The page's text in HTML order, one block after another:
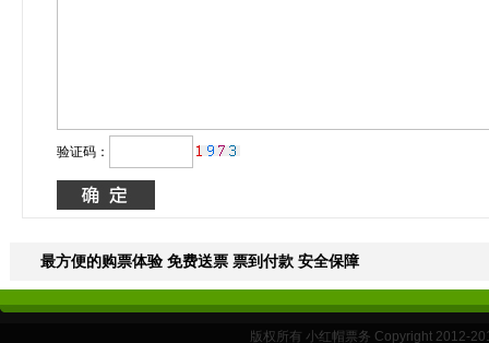
验证码：
最方便的购票体验 免费送票 票到付款 安全保障
版权所有 小红帽票务 Copyright 2012-